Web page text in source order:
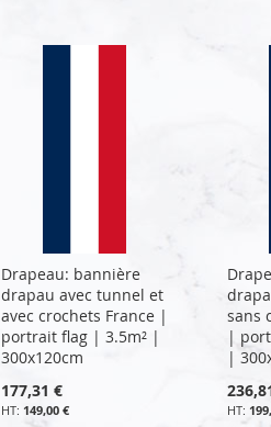
Drapeau: bannière
drapau avec tunnel et
avec crochets France |
portrait flag | 3.5m² |
300x120cm
177,31 €
149,00 €
sans
|
|